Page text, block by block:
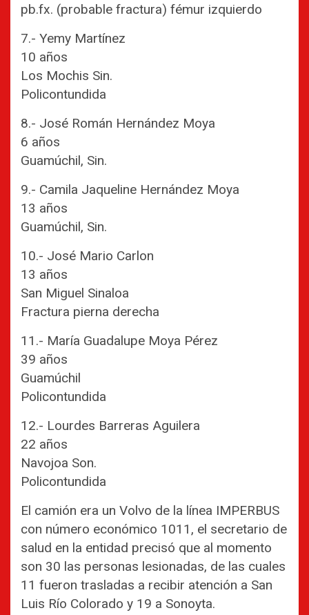
pb.fx. (probable fractura) fémur izquierdo
7.- Yemy Martínez
10 años
Los Mochis Sin.
Policontundida
8.- José Román Hernández Moya
6 años
Guamúchil, Sin.
9.- Camila Jaqueline Hernández Moya
13 años
Guamúchil, Sin.
10.- José Mario Carlon
13 años
San Miguel Sinaloa
Fractura pierna derecha
11.- María Guadalupe Moya Pérez
39 años
Guamúchil
Policontundida
12.- Lourdes Barreras Aguilera
22 años
Navojoa Son.
Policontundida
El camión era un Volvo de la línea IMPERBUS
con número económico 1011, el secretario de
salud en la entidad precisó que al momento
son 30 las personas lesionadas, de las cuales
11 fueron trasladas a recibir atención a San
Luis Río Colorado y 19 a Sonoyta.